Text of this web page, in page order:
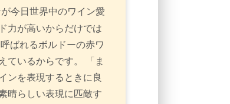
今日世界中のワイン愛
力が高いからだけでは
ばれるボルドーの赤ワ
ているからです。 「ま
ンを表現するときに良
晴らしい表現に匹敵す